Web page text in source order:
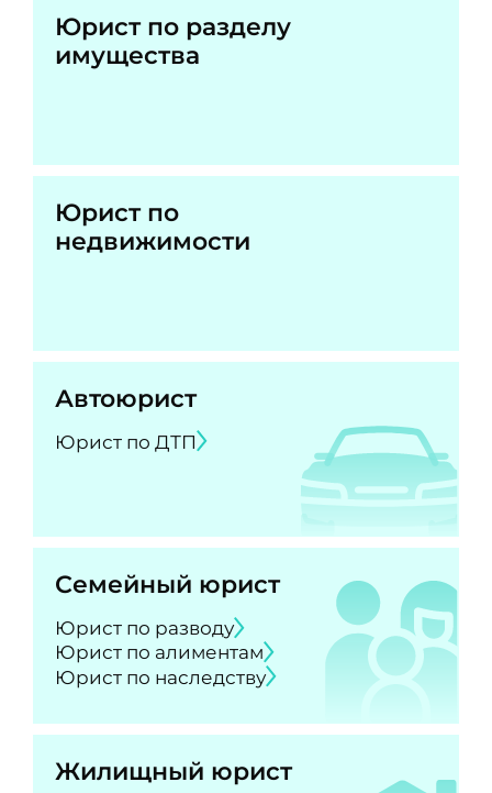
Юрист по разделу
имущества
Юрист по
недвижимости
Автоюрист
Юрист по ДТП
Семейный юрист
Юрист по разводу
Юрист по алиментам
Юрист по наследству
Жилищный юрист